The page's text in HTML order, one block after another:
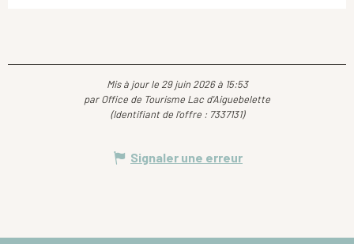
Mis à jour le 29 juin 2026 à 15:53
par Office de Tourisme Lac d'Aiguebelette
(Identifiant de l'offre : 7337131)
Signaler une erreur